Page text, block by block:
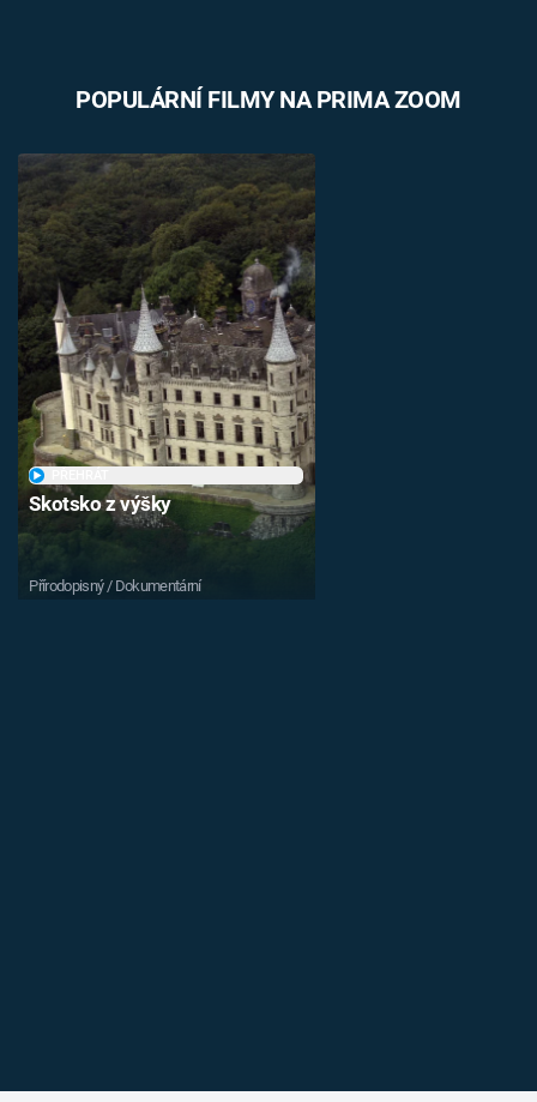
POPULÁRNÍ FILMY NA PRIMA ZOOM
Skotsko z výšky
Přírodopisný / Dokumentární